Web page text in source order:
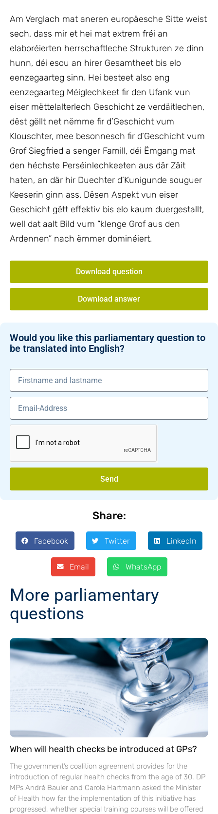
Am Verglach mat aneren europäesche Sitte weist
sech, dass mir et hei mat extrem fréi an
elaboréierten herrschaftleche Strukturen ze dinn
hunn, déi esou an hirer Gesamtheet bis elo
eenzegaarteg sinn. Hei besteet also eng
eenzegaarteg Méiglechkeet fir den Ufank vun
eiser mëttelalterlech Geschicht ze verdäitlechen,
dëst gëllt net nëmme fir d’Geschicht vum
Klouschter, mee besonnesch fir d’Geschicht vum
Grof Siegfried a senger Famill, déi Ëmgang mat
den héchste Perséinlechkeeten aus där Zäit
haten, an där hir Duechter d’Kunigunde souguer
Keeserin ginn ass. Dësen Aspekt vun eiser
Geschicht gëtt effektiv bis elo kaum duergestallt,
well dat aalt Bild vum “klenge Grof aus den
Ardennen” nach ëmmer dominéiert.
Download question
Download answer
Would you like this parliamentary question to
be translated into English?
Send
Share:
Facebook Twitter LinkedIn
Email WhatsApp
More parliamentary
questions
When will health checks be introduced at GPs?
The government’s coalition agreement provides for the
introduction of regular health checks from the age of 30. DP
MPs André Bauler and Carole Hartmann asked the Minister
of Health how far the implementation of this initiative has
progressed, whether special training courses will be offered